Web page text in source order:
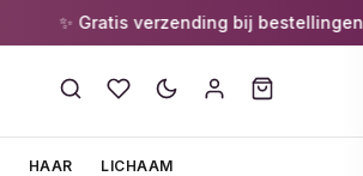
✨ Gratis verzending bij bestellingen
HAAR LICHAAM